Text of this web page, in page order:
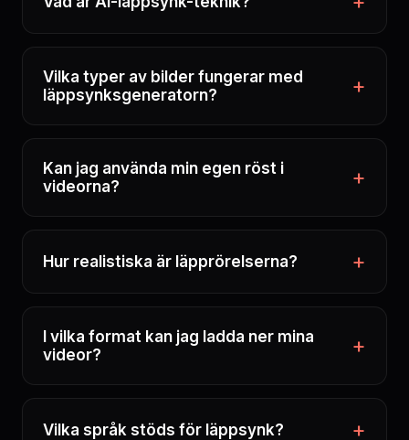
Vilka typer av bilder fungerar med
läppsynksgeneratorn?
Kan jag använda min egen röst i
videorna?
Hur realistiska är läpprörelserna?
I vilka format kan jag ladda ner mina
videor?
Vilka språk stöds för läppsynk?